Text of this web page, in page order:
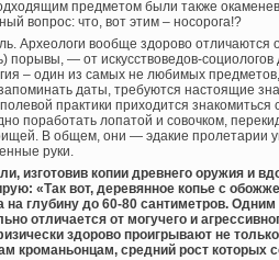
предметом были также
вопрос: что, вот этим – носорога!?
Археологи вообще здорово
порывы, — от искусствоведов-
– один из самых не любимых
даты, требуются настоящие
практики приходится
поработать лопатой и совочком,
В общем, они — эдакие пролетарии
руки.
изготовив копии древнего оружия и
«Так вот, деревянное копье с
глубину до 60-80 сантиметров.
отличается от могучего и
здорово проигрывают не
кроманьонцам, средний рост которых